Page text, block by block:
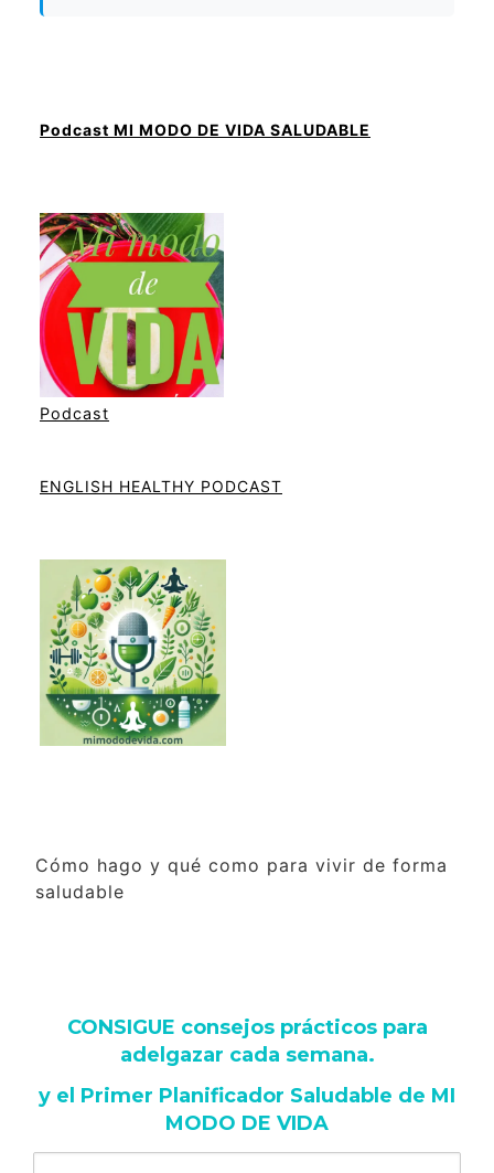
Podcast MI MODO DE VIDA SALUDABLE
Podcast
ENGLISH HEALTHY PODCAST
Cómo hago y qué como para vivir de forma
saludable
CONSIGUE consejos prácticos para
adelgazar cada semana.
y el Primer Planificador Saludable de MI
MODO DE VIDA